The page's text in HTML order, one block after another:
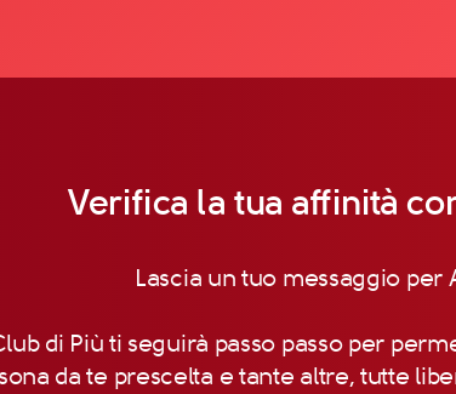
Verifica la tua affinità
Lascia un tuo messaggio per
di Più ti seguirà passo passo per
da te prescelta e tante altre, tutte